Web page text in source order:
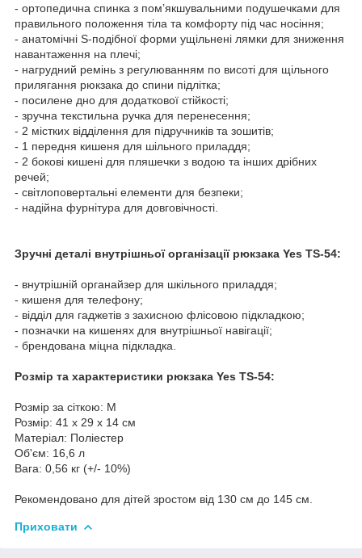
- ортопедична спинка з пом’якшувальними подушечками для
правильного положення тіла та комфорту під час носіння;
- анатомічні S-подібної форми ущільнені лямки для зниження
навантаження на плечі;
- нагрудний ремінь з регулюванням по висоті для щільного
прилягання рюкзака до спини підлітка;
- посилене дно для додаткової стійкості;
- зручна текстильна ручка для перенесення;
- 2 містких відділення для підручників та зошитів;
- 1 передня кишеня для шільного приладдя;
- 2 бокові кишені для пляшечки з водою та інших дрібних
речей;
- світлоповертальні елементи для безпеки;
- надійна фурнітура для довговічності.
Зручні деталі внутрішньої організації рюкзака Yes TS-54:
- внутрішній органайзер для шкільного приладдя;
- кишеня для телефону;
- відділ для гаджетів з захисною флісовою підкладкою;
- позначки на кишенях для внутрішньої навігації;
- брендована міцна підкладка.
Розмір та характеристики рюкзака Yes TS-54:
Розмір за сіткою: M
Розмір: 41 х 29 х 14 см
Матеріал: Поліестер
Об'єм: 16,6 л
Вага: 0,56 кг (+/- 10%)
Рекомендовано для дітей зростом від 130 см до 145 см.
Приховати